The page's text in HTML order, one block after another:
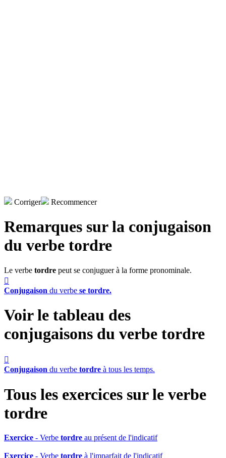
Corriger Recommencer
Remarques sur la conjugaison
du verbe tordre
Le verbe tordre peut se conjuguer à la forme pronominale.

Conjugaison du verbe se tordre.
Voir le tableau des
conjugaisons du verbe tordre

Conjugaison du verbe tordre à tous les temps.
Tous les exercices sur le verbe
tordre
Exercice - Verbe tordre au présent de l'indicatif
Exercice - Verbe tordre à l'imparfait de l'indicatif